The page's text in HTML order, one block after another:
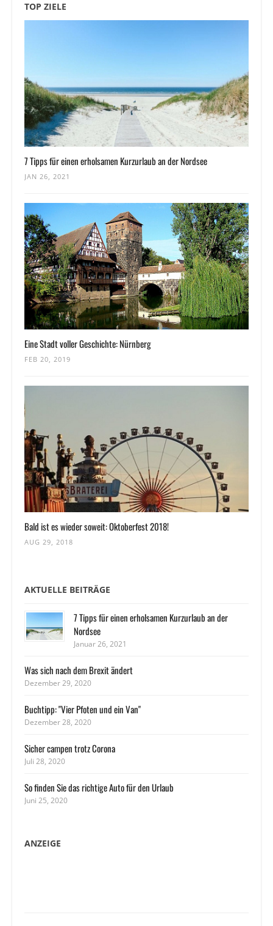
TOP ZIELE
7 Tipps für einen erholsamen Kurzurlaub an der Nordsee
JAN 26, 2021
Eine Stadt voller Geschichte: Nürnberg
FEB 20, 2019
Bald ist es wieder soweit: Oktoberfest 2018!
AUG 29, 2018
AKTUELLE BEITRÄGE
7 Tipps für einen erholsamen Kurzurlaub an der
Nordsee
Januar 26, 2021
Was sich nach dem Brexit ändert
Dezember 29, 2020
Buchtipp: "Vier Pfoten und ein Van"
Dezember 28, 2020
Sicher campen trotz Corona
Juli 28, 2020
So finden Sie das richtige Auto für den Urlaub
Juni 25, 2020
ANZEIGE